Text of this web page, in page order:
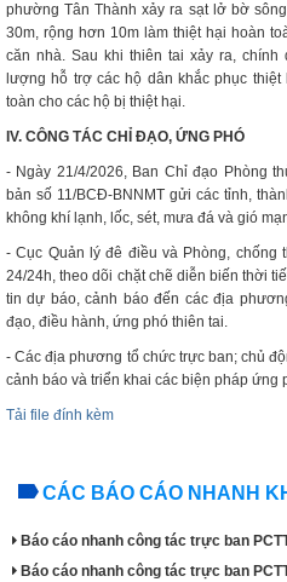
phường Tân Thành xảy ra sạt lở bờ
30m, rộng hơn 10m làm thiệt hại hoàn
căn nhà. Sau khi thiên tai xảy ra,
lượng hỗ trợ các hộ dân khắc phục
toàn cho các hộ bị thiệt hại.
IV. CÔNG TÁC CHỈ ĐẠO, ỨNG PHÓ
- Ngày 21/4/2026, Ban Chỉ đạo Phòng
bản số 11/BCĐ-BNNMT gửi các tỉnh,
không khí lạnh, lốc, sét, mưa đá và gió
- Cục Quản lý đê điều và Phòng, chống
24/24h, theo dõi chặt chẽ diễn biến thời
tin dự báo, cảnh báo đến các địa
đạo, điều hành, ứng phó thiên tai.
- Các địa phương tổ chức trực ban; chủ
cảnh báo và triển khai các biện pháp ứng
Tải file đính kèm
CÁC BÁO CÁO NHANH
Báo cáo nhanh công tác trực ban
Báo cáo nhanh công tác trực ban